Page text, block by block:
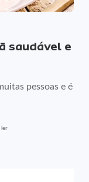
saudável e
pessoas e é
ler